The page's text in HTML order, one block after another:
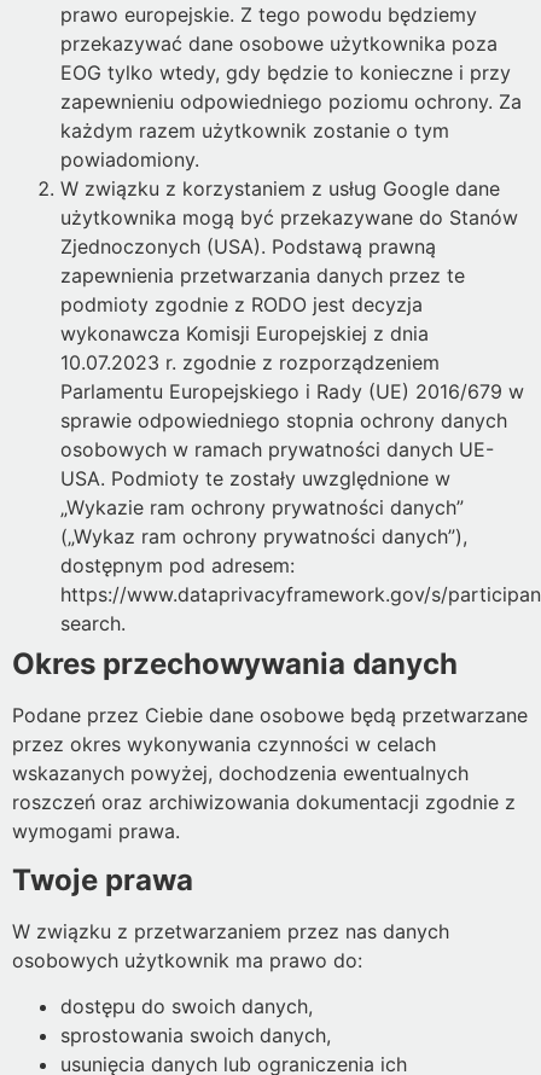
prawo europejskie. Z tego powodu będziemy
przekazywać dane osobowe użytkownika poza
EOG tylko wtedy, gdy będzie to konieczne i przy
zapewnieniu odpowiedniego poziomu ochrony. Za
każdym razem użytkownik zostanie o tym
powiadomiony.
W związku z korzystaniem z usług Google dane
użytkownika mogą być przekazywane do Stanów
Zjednoczonych (USA). Podstawą prawną
zapewnienia przetwarzania danych przez te
podmioty zgodnie z RODO jest decyzja
wykonawcza Komisji Europejskiej z dnia
10.07.2023 r. zgodnie z rozporządzeniem
Parlamentu Europejskiego i Rady (UE) 2016/679 w
sprawie odpowiedniego stopnia ochrony danych
osobowych w ramach prywatności danych UE-
USA. Podmioty te zostały uwzględnione w
„Wykazie ram ochrony prywatności danych”
(„Wykaz ram ochrony prywatności danych”),
dostępnym pod adresem:
https://www.dataprivacyframework.gov/s/
search.
Okres przechowywania danych
Podane przez Ciebie dane osobowe będą przetwarzane
przez okres wykonywania czynności w celach
wskazanych powyżej, dochodzenia ewentualnych
roszczeń oraz archiwizowania dokumentacji zgodnie z
wymogami prawa.
Twoje prawa
W związku z przetwarzaniem przez nas danych
osobowych użytkownik ma prawo do:
dostępu do swoich danych,
sprostowania swoich danych,
usunięcia danych lub ograniczenia ich